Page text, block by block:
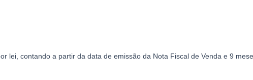
lei, contando a partir da data de emissão da Nota Fiscal de Venda e 9